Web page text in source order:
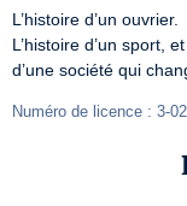
L’histoire d’un ouvrier.
L’histoire d’un sport,
d’une société qui
Numéro de licence : 3-